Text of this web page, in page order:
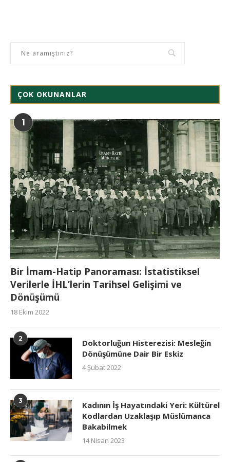
ÇOK OKUNANLAR
1
Bir İmam-Hatip Panoraması: İstatistiksel
Verilerle İHL’lerin Tarihsel Gelişimi ve
Dönüşümü
18 Ekim 2022
2
Doktorluğun Histerezisi: Mesleğin
Dönüşümüne Dair Bir Eskiz
4 Şubat 2022
3
Kadının İş Hayatındaki Yeri: Kültürel
Kodlardan Uzaklaşıp Müslümanca
Bakabilmek
14 Nisan 2023